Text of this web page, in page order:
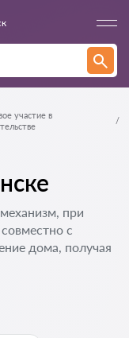
участие в
при
с
дома, получая